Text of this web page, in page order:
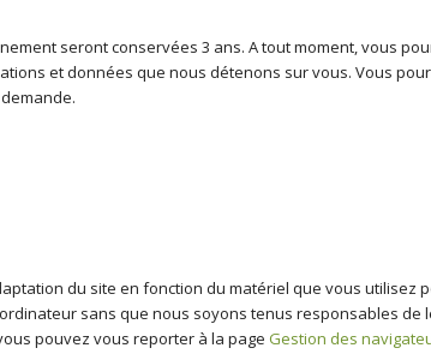
seront conservées 3 ans. A tout moment, vous
et données que nous détenons sur vous. Vous
du site en fonction du matériel que vous utilisez
sans que nous soyons tenus responsables de
pouvez vous reporter à la page Gestion des